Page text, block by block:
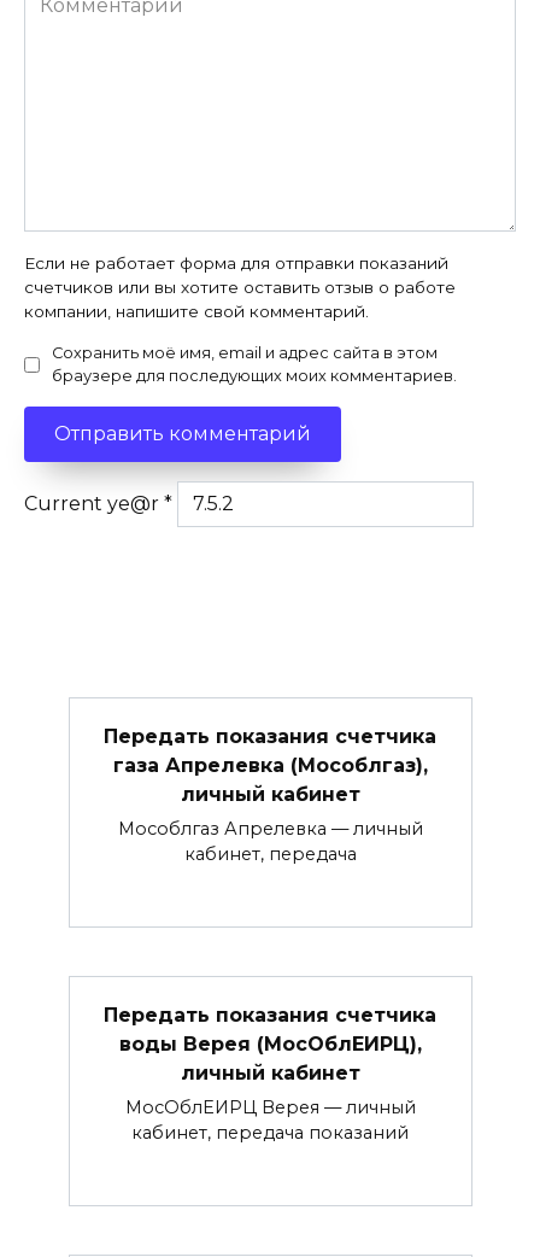
Если не работает форма для отправки показаний
счетчиков или вы хотите оставить отзыв о работе
компании, напишите свой комментарий.
Сохранить моё имя, email и адрес сайта в этом
браузере для последующих моих комментариев.
Current ye@r *
Передать показания счетчика
газа Апрелевка (Мособлгаз),
личный кабинет
Мособлгаз Апрелевка — личный
кабинет, передача
Передать показания счетчика
воды Верея (МосОблЕИРЦ),
личный кабинет
МосОблЕИРЦ Верея — личный
кабинет, передача показаний